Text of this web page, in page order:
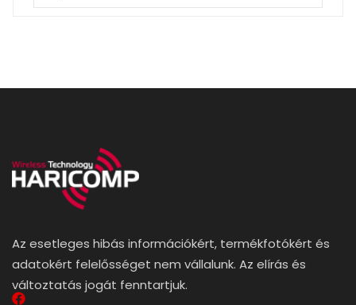
Az esetleges hibás információkért, termékfotókért és
adatokért felelősséget nem vállalunk. Az elírás és
változtatás jogát fenntartjuk.